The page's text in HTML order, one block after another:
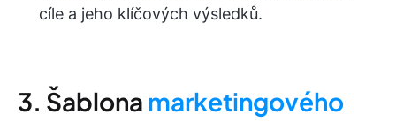
cíle a jeho klíčových výsledků.
3. Šablona marketingového